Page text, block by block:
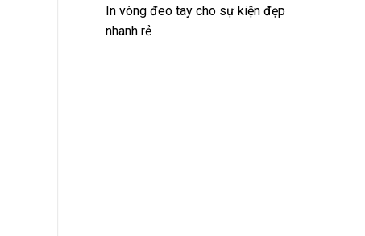
In vòng đeo tay cho sự kiện đẹp
nhanh rẻ